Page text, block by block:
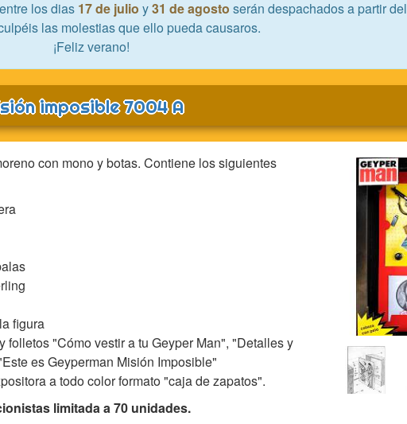
los dias 17 de julio y31 de agosto serán despachados a partir del
las molestias que ello pueda causaros.
¡Feliz verano!
imposible 7004 A
con mono y botas. Contiene los siguientes
figura
folletos "Cómo vestir a tu Geyper Man", "Detalles y
es Geyperman Misión Imposible"
a todo color formato "caja de zapatos".
limitada a 70 unidades.